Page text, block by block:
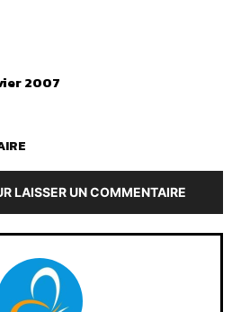
2007
LAISSER UN COMMENTAIRE